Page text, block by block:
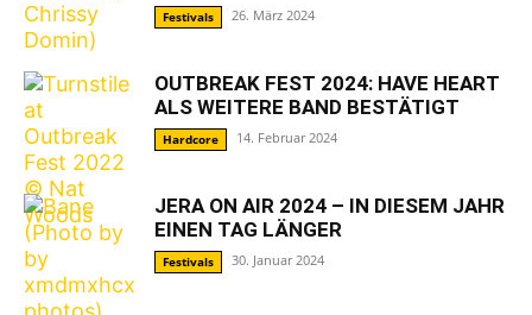
Festivals 26. März 2024
OUTBREAK FEST 2024: HAVE HEART
ALS WEITERE BAND BESTÄTIGT
Hardcore 14. Februar 2024
JERA ON AIR 2024 – IN DIESEM JAHR
EINEN TAG LÄNGER
Festivals 30. Januar 2024